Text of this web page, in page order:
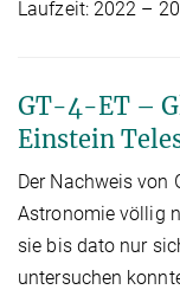
Laufzeit: 2022 –
GT-4-ET –
Einstein
Der Nachweis von
Astronomie völlig
sie bis dato nur
untersuchen